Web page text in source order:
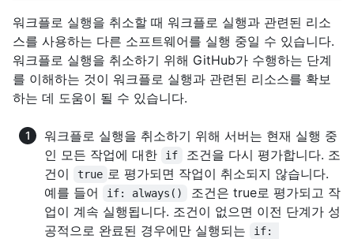
워크플로 실행을 취소할 때 워크플로 실행과 관련된 리소
스를 사용하는 다른 소프트웨어를 실행 중일 수 있습니다.
워크플로 실행을 취소하기 위해 GitHub가 수행하는 단계
를 이해하는 것이 워크플로 실행과 관련된 리소스를 확보
하는 데 도움이 될 수 있습니다.
워크플로 실행을 취소하기 위해 서버는 현재 실행 중
인 모든 작업에 대한
if
조건을 다시 평가합니다. 조
건이
true 로 평가되면 작업이 취소되지 않습니다.
예를 들어
if: always()
조건은 true로 평가되고 작
업이 계속 실행됩니다. 조건이 없으면 이전 단계가 성
공적으로 완료된 경우에만 실행되는
if: